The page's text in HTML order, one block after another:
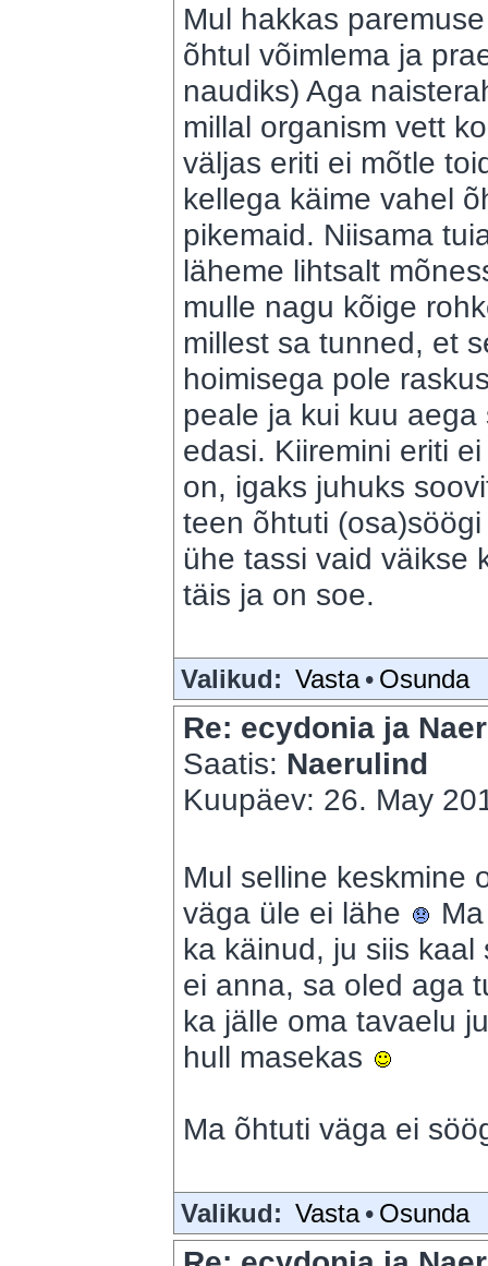
Mul hakkas
õhtul võimlema ja
naudiks) Aga
millal organism vett
väljas eriti ei mõtle
kellega käime vahel
pikemaid. Niisama
läheme lihtsalt
mulle nagu kõige
millest sa tunned, et
hoimisega pole
peale ja kui kuu
edasi. Kiiremini eriti
on, igaks juhuks
teen õhtuti
ühe tassi vaid väikse
täis ja on soe.
Valikud: Vasta • Osunda
Re: ecydonia ja
Saatis: Naerulind
Kuupäev: 26. May
Mul selline keskmine
väga üle ei lähe
ka käinud, ju siis
ei anna, sa oled aga
ka jälle oma tavaelu
hull masekas
Ma õhtuti väga ei
Valikud: Vasta • Osunda